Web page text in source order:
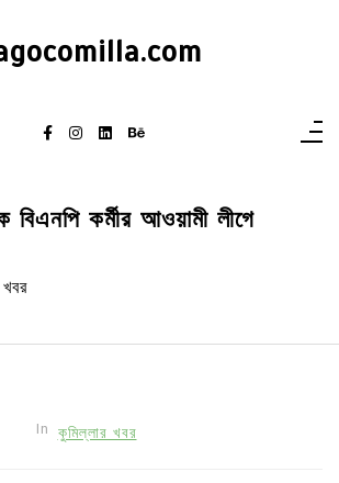
বিএনপি কর্মীর আওয়ামী লীগে
In কুমিল্লার খবর